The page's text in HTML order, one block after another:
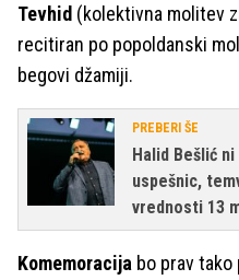
Tevhid (kolektivna molitev
recitiran po popoldanski
begovi džamiji.
PREBERI ŠE
Halid Bešlić
uspešnic,
vrednosti 13
Komemoracija bo prav tako